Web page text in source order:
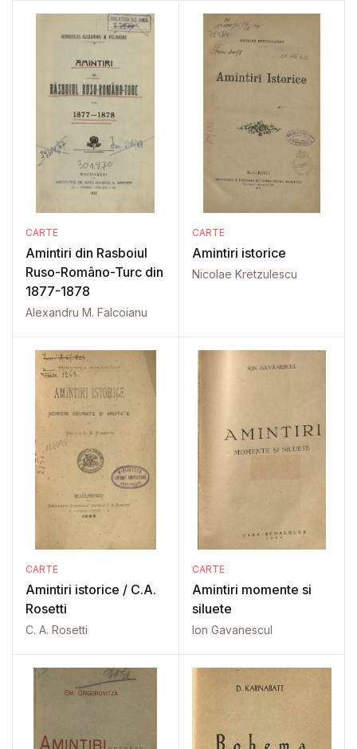
CARTE
Amintiri din Rasboiul
Ruso-Româno-Turc din
1877-1878
Alexandru M. Falcoianu
CARTE
Amintiri istorice
Nicolae Kretzulescu
CARTE
Amintiri istorice / C.A.
Rosetti
C. A. Rosetti
CARTE
Amintiri momente si
siluete
Ion Gavanescul